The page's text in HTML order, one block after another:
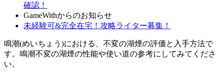
確認！
GameWithからのお知らせ
未経験可&完全在宅！攻略ライター募集！
鳴潮(めいちょう)における、不変の湖煙の評価と入手方法で
す。鳴潮不変の湖煙の性能や使い道の参考にしてみてくださ
い。